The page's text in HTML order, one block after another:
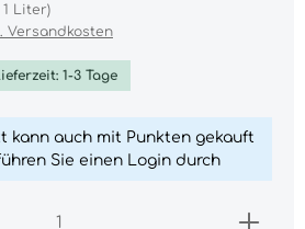
Liter)
Versandkosten
1-3 Tage
kann auch mit Punkten gekauft
Sie einen Login durch
Gib den gewünschten